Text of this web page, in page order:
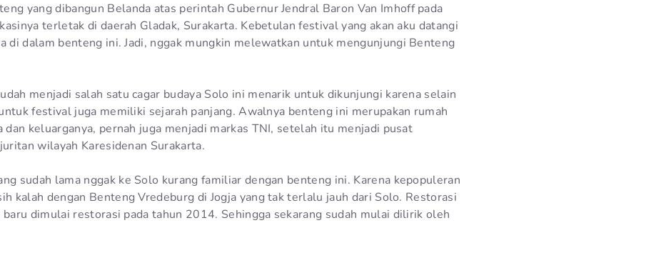
yang dibangun Belanda atas perintah Gubernur Jendral Baron Van Imhoff pada
terletak di daerah Gladak, Surakarta. Kebetulan festival yang akan aku datangi
di dalam benteng ini. Jadi, nggak mungkin melewatkan untuk mengunjungi Benteng
menjadi salah satu cagar budaya Solo ini menarik untuk dikunjungi karena selain
festival juga memiliki sejarah panjang. Awalnya benteng ini merupakan rumah
dan keluarganya, pernah juga menjadi markas TNI, setelah itu menjadi pusat
wilayah Karesidenan Surakarta.
sudah lama nggak ke Solo kurang familiar dengan benteng ini. Karena kepopuleran
kalah dengan Benteng Vredeburg di Jogja yang tak terlalu jauh dari Solo. Restorasi
dimulai restorasi pada tahun 2014. Sehingga sekarang sudah mulai dilirik oleh